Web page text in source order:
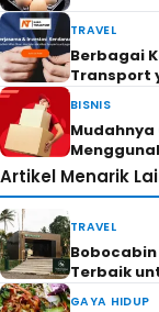
TRAVEL
Berbagai
Transport
BISNIS
Mudahnya
Artikel Menarik
TRAVEL
Terbaik
GAYA HIDUP